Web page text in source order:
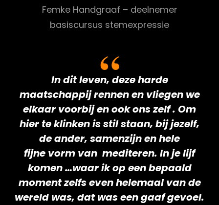
Femke Handgraaf – deelnemer
basiscursus stemexpressie
In dit leven, deze harde
maatschappij rennen en vliegen we
elkaar voorbij en ook ons zelf . Om
hier te klinken is stil staan, bij jezelf,
de ander, samenzijn en hele
fijne vorm van mediteren. In je lijf
komen …waar ik op een bepaald
moment zelfs even helemaal van de
wereld was, dat was een gaaf gevoel.